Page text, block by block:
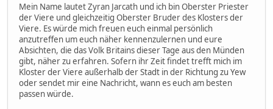
Mein Name lautet Zyran Jarcath und ich bin Oberster Priester
der Viere und gleichzeitig Oberster Bruder des Klosters der
Viere. Es würde mich freuen euch einmal persönlich
anzutreffen um euch näher kennenzulernen und eure
Absichten, die das Volk Britains dieser Tage aus den Münden
gibt, näher zu erfahren. Sofern ihr Zeit findet trefft mich im
Kloster der Viere außerhalb der Stadt in der Richtung zu Yew
oder sendet mir eine Nachricht, wann es euch am besten
passen würde.